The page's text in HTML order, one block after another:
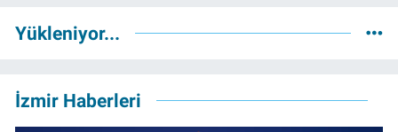
Yükleniyor...
İzmir Haberleri